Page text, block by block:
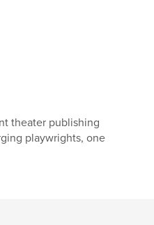
theater publishing
playwrights, one